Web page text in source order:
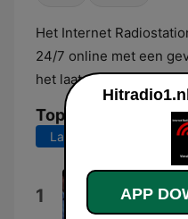
Het Internet
24/7 online met een
het laatste nieuws en
Top nummers
Laatste 7 dagen
1 24 Uur
APP